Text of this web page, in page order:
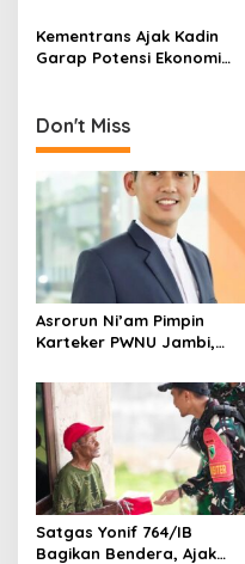
n
Kementrans Ajak Kadin
Garap Potensi Ekonomi
Don't Miss
Asrorun Ni’am Pimpin
Karteker PWNU Jambi,
Muda Visioner untuk Abad
Kedua NU
Satgas Yonif 764/IB
Bagikan Bendera, Ajak